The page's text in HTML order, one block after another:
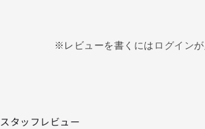
※レビューを書くには ログイン
スタッフレビュー